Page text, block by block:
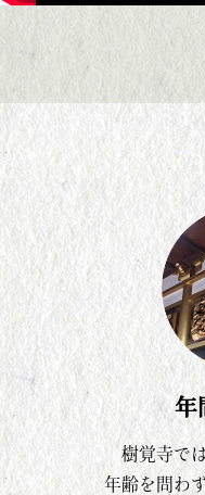
年
樹覚寺で
年齢を問わ